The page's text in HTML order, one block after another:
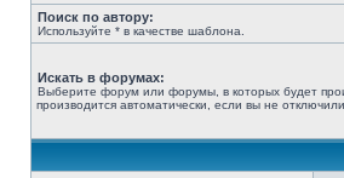
Поиск по автору:
Используйте * в качестве шаблона.
Искать в форумах:
Выберите форум или форумы, в которых будет
производится автоматически, если вы не